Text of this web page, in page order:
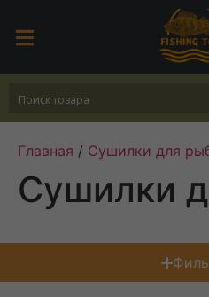
Главная / Сушилки для
Сушилки